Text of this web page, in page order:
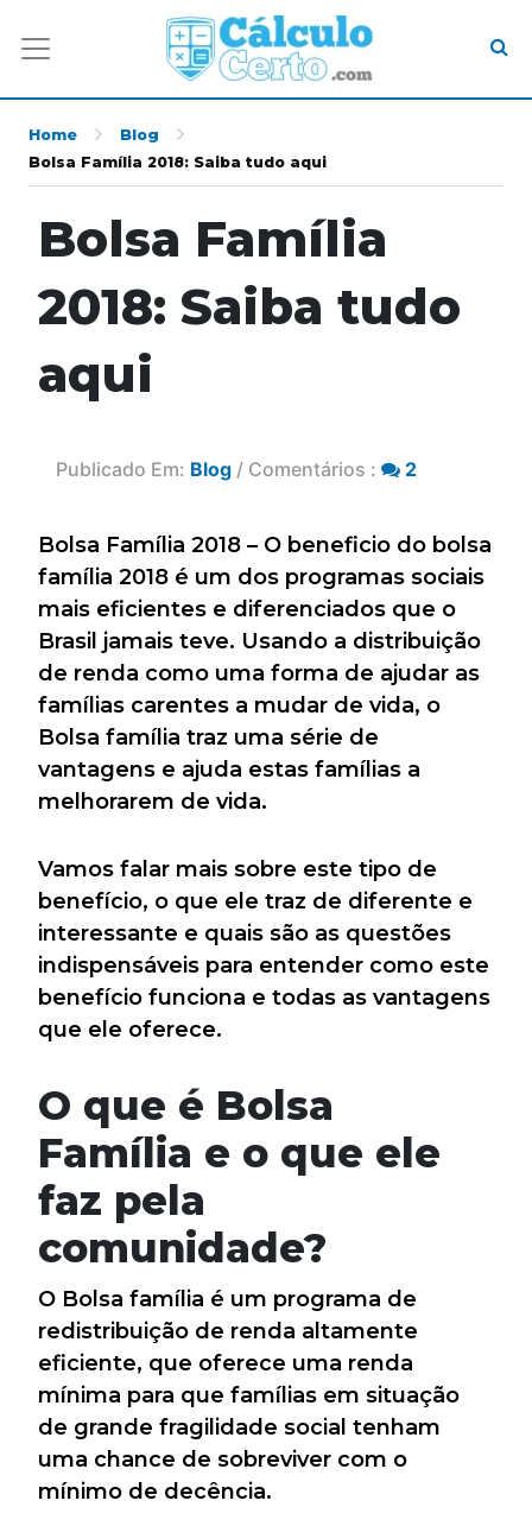
Home
Blog
Bolsa Família 2018: Saiba tudo aqui
Bolsa Família
2018: Saiba tudo
aqui
Publicado Em: Blog / Comentários : 2
Bolsa Família 2018 – O beneficio do bolsa
família 2018 é um dos programas sociais
mais eficientes e diferenciados que o
Brasil jamais teve. Usando a distribuição
de renda como uma forma de ajudar as
famílias carentes a mudar de vida, o
Bolsa família traz uma série de
vantagens e ajuda estas famílias a
melhorarem de vida.
Vamos falar mais sobre este tipo de
benefício, o que ele traz de diferente e
interessante e quais são as questões
indispensáveis para entender como este
benefício funciona e todas as vantagens
que ele oferece.
O que é Bolsa
Família e o que ele
faz pela
comunidade?
O Bolsa família é um programa de
redistribuição de renda altamente
eficiente, que oferece uma renda
mínima para que famílias em situação
de grande fragilidade social tenham
uma chance de sobreviver com o
mínimo de decência.